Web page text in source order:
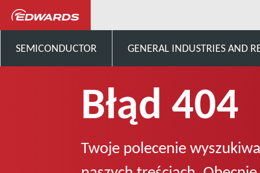
SEMICONDUCTOR GENERAL INDUSTRIES AND
Błąd 404
Twoje polecenie